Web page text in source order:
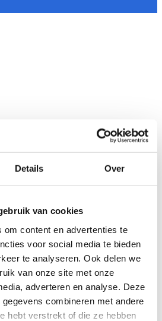
Details Over
van cookies
om content en advertenties te
voor social media te bieden
te analyseren. Ook delen we
van onze site met onze
adverteren en analyse. Deze
combineren met andere
hebt verstrekt of die ze hebben